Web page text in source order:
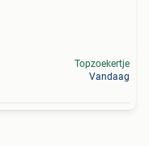
Topzoekertje
Vandaag